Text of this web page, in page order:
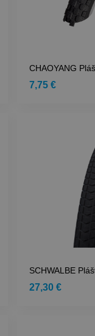
CHAOYANG
7,75 €
SCHWALBE
27,30 €